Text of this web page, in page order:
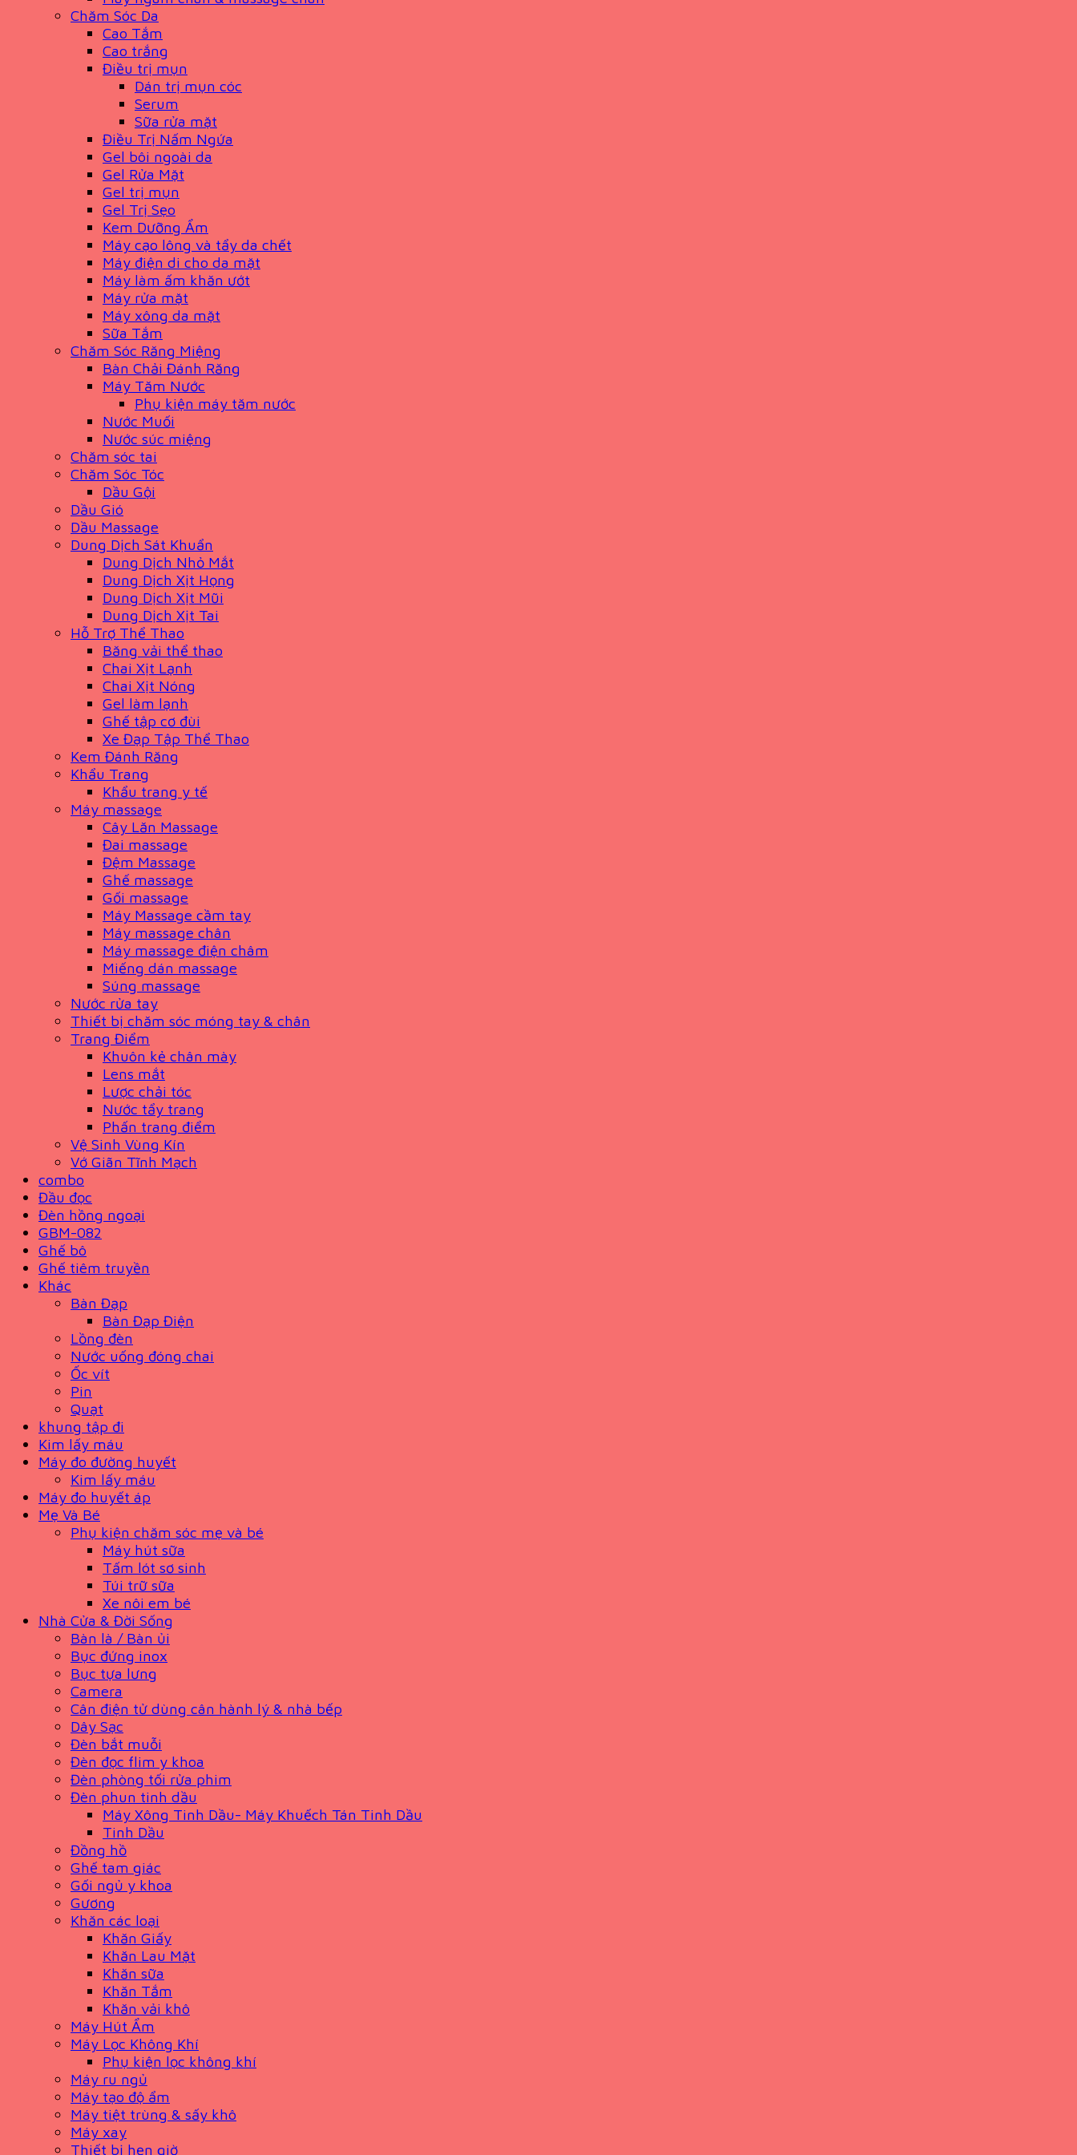
Chăm Sóc Da
Cao Tắm
Cao trắng
Điều trị mụn
Dán trị mụn cóc
Serum
Sữa rửa mặt
Điều Trị Nấm Ngứa
Gel bôi ngoài da
Gel Rửa Mặt
Gel trị mụn
Gel Trị Sẹo
Kem Dưỡng Ẩm
Máy cạo lông và tẩy da chết
Máy điện di cho da mặt
Máy làm ấm khăn ướt
Máy rửa mặt
Máy xông da mặt
Sữa Tắm
Chăm Sóc Răng Miệng
Bàn Chải Đánh Răng
Máy Tăm Nước
Phụ kiện máy tăm nước
Nước Muối
Nước súc miệng
Chăm sóc tai
Chăm Sóc Tóc
Dầu Gội
Dầu Gió
Dầu Massage
Dung Dịch Sát Khuẩn
Dung Dịch Nhỏ Mắt
Dung Dịch Xịt Họng
Dung Dịch Xịt Mũi
Dung Dịch Xịt Tai
Hỗ Trợ Thể Thao
Băng vải thể thao
Chai Xịt Lạnh
Chai Xịt Nóng
Gel làm lạnh
Ghế tập cơ đùi
Xe Đạp Tập Thể Thao
Kem Đánh Răng
Khẩu Trang
Khẩu trang y tế
Máy massage
Cây Lăn Massage
Đai massage
Đệm Massage
Ghế massage
Gối massage
Máy Massage cầm tay
Máy massage chân
Máy massage điện châm
Miếng dán massage
Súng massage
Nước rửa tay
Thiết bị chăm sóc móng tay & chân
Trang Điểm
Khuôn kẻ chân mày
Lens mắt
Lược chải tóc
Nước tẩy trang
Phấn trang điểm
Vệ Sinh Vùng Kín
Vớ Giãn Tĩnh Mạch
combo
Đầu đọc
Đèn hồng ngoại
GBM-082
Ghế bô
Ghế tiêm truyền
Khác
Bàn Đạp
Bàn Đạp Điện
Lồng đèn
Nước uống đóng chai
Ốc vít
Pin
Quạt
khung tập đi
Kim lấy máu
Máy đo đường huyết
Kim lấy máu
Máy đo huyết áp
Mẹ Và Bé
Phụ kiện chăm sóc mẹ và bé
Máy hút sữa
Tấm lót sơ sinh
Túi trữ sữa
Xe nôi em bé
Nhà Cửa & Đời Sống
Bàn là / Bàn ủi
Bục đứng inox
Bục tựa lưng
Camera
Cân điện tử dùng cân hành lý & nhà bếp
Dây Sạc
Đèn bắt muỗi
Đèn đọc flim y khoa
Đèn phòng tối rửa phim
Đèn phun tinh dầu
Máy Xông Tinh Dầu- Máy Khuếch Tán Tinh Dầu
Tinh Dầu
Đồng hồ
Ghế tam giác
Gối ngủ y khoa
Gương
Khăn các loại
Khăn Giấy
Khăn Lau Mặt
Khăn sữa
Khăn Tắm
Khăn vải khô
Máy Hút Ẩm
Máy Lọc Không Khí
Phụ kiện lọc không khí
Máy ru ngủ
Máy tạo độ ẩm
Máy tiệt trùng & sấy khô
Máy xay
Thiết bị hẹn giờ